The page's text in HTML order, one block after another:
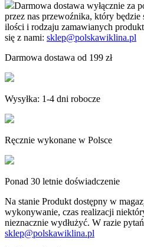
Darmowa dostawa wyłącznie za
przez nas przewoźnika, który
ilości i rodzaju zamawianych
się z nami: sklep@polskawiklina.pl
Darmowa dostawa od 199 zł
Wysyłka: 1-4 dni robocze
Ręcznie wykonane w Polsce
Ponad 30 letnie doświadczenie
Na stanie Produkt dostępny w
wykonywanie, czas realizacji
nieznacznie wydłużyć. W razie
sklep@polskawiklina.pl